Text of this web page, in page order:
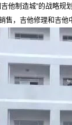
他制造城”的战略规
，吉他修理和吉他